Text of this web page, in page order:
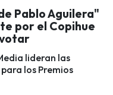
Pablo Aguilera"
por el Copihue
lideran las
los Premios